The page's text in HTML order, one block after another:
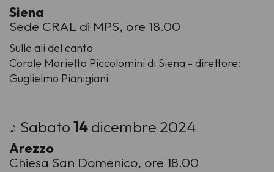
Siena
Sede CRAL di MPS, ore 18.00
Sulle ali del canto
Corale Marietta Piccolomini di Siena - direttore:
Guglielmo Pianigiani
♪ Sabato14dicembre 2024
Arezzo
Chiesa San Domenico, ore 18.00